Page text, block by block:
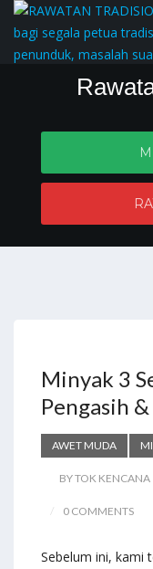
Minyak 3
Pengasih
AWET MUDA
BY TOK KENCANA
0 COMMENTS
Sebelum ini, kami